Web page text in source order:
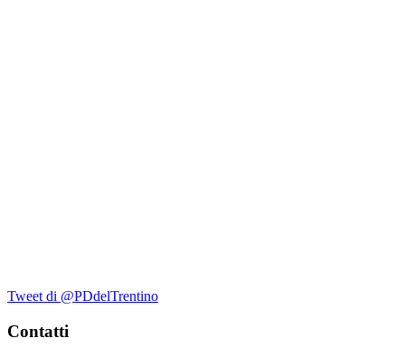
Tweet di @PDdelTrentino
Contatti